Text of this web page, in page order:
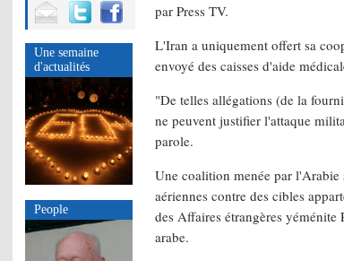
Une semaine
d'actualités
People
par Press TV.
L'Iran a uniquement offert sa
envoyé des caisses d'aide
"De telles allégations (de la
ne peuvent justifier l'attaque
parole.
Une coalition menée par l'Arabie
aériennes contre des cibles
des Affaires étrangères
arabe.